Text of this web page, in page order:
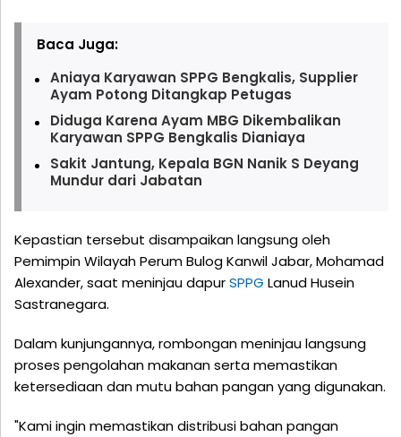
Baca Juga:
Aniaya Karyawan SPPG Bengkalis, Supplier
Ayam Potong Ditangkap Petugas
Diduga Karena Ayam MBG Dikembalikan
Karyawan SPPG Bengkalis Dianiaya
Sakit Jantung, Kepala BGN Nanik S Deyang
Mundur dari Jabatan
Kepastian tersebut disampaikan langsung oleh
Pemimpin Wilayah Perum Bulog Kanwil Jabar, Mohamad
Alexander, saat meninjau dapurSPPG Lanud Husein
Sastranegara.
Dalam kunjungannya, rombongan meninjau langsung
proses pengolahan makanan serta memastikan
ketersediaan dan mutu bahan pangan yang digunakan.
"Kami ingin memastikan distribusi bahan pangan